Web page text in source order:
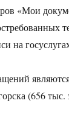
«Мои
на
(656